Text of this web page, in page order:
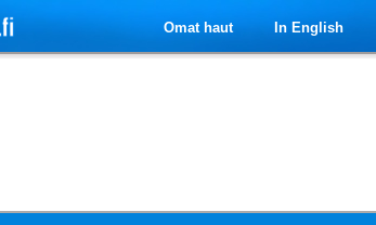
Omat haut In English